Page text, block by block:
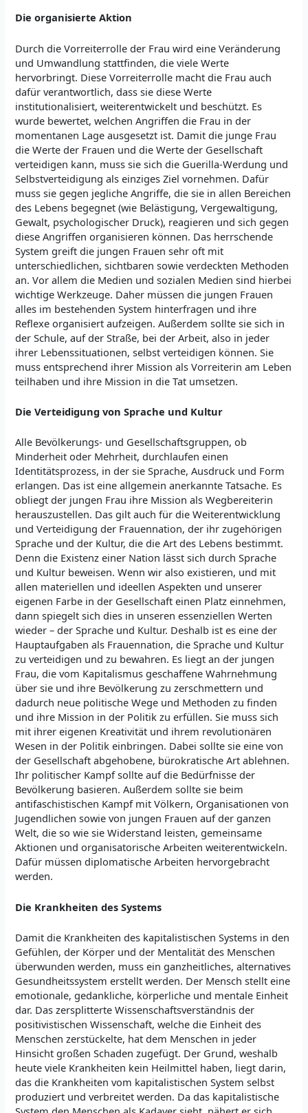
Die organisierte Aktion
Durch die Vorreiterrolle der Frau wird eine Veränderung
und Umwandlung stattfinden, die viele Werte
hervorbringt. Diese Vorreiterrolle macht die Frau auch
dafür verantwortlich, dass sie diese Werte
institutionalisiert, weiterentwickelt und beschützt. Es
wurde bewertet, welchen Angriffen die Frau in der
momentanen Lage ausgesetzt ist. Damit die junge Frau
die Werte der Frauen und die Werte der Gesellschaft
verteidigen kann, muss sie sich die Guerilla-Werdung und
Selbstverteidigung als einziges Ziel vornehmen. Dafür
muss sie gegen jegliche Angriffe, die sie in allen Bereichen
des Lebens begegnet (wie Belästigung, Vergewaltigung,
Gewalt, psychologischer Druck), reagieren und sich gegen
diese Angriffen organisieren können. Das herrschende
System greift die jungen Frauen sehr oft mit
unterschiedlichen, sichtbaren sowie verdeckten Methoden
an. Vor allem die Medien und sozialen Medien sind hierbei
wichtige Werkzeuge. Daher müssen die jungen Frauen
alles im bestehenden System hinterfragen und ihre
Reflexe organisiert aufzeigen. Außerdem sollte sie sich in
der Schule, auf der Straße, bei der Arbeit, also in jeder
ihrer Lebenssituationen, selbst verteidigen können. Sie
muss entsprechend ihrer Mission als Vorreiterin am Leben
teilhaben und ihre Mission in die Tat umsetzen.
Die Verteidigung von Sprache und Kultur
Alle Bevölkerungs- und Gesellschaftsgruppen, ob
Minderheit oder Mehrheit, durchlaufen einen
Identitätsprozess, in der sie Sprache, Ausdruck und Form
erlangen. Das ist eine allgemein anerkannte Tatsache. Es
obliegt der jungen Frau ihre Mission als Wegbereiterin
herauszustellen. Das gilt auch für die Weiterentwicklung
und Verteidigung der Frauennation, der ihr zugehörigen
Sprache und der Kultur, die die Art des Lebens bestimmt.
Denn die Existenz einer Nation lässt sich durch Sprache
und Kultur beweisen. Wenn wir also existieren, und mit
allen materiellen und ideellen Aspekten und unserer
eigenen Farbe in der Gesellschaft einen Platz einnehmen,
dann spiegelt sich dies in unseren essenziellen Werten
wieder – der Sprache und Kultur. Deshalb ist es eine der
Hauptaufgaben als Frauennation, die Sprache und Kultur
zu verteidigen und zu bewahren. Es liegt an der jungen
Frau, die vom Kapitalismus geschaffene Wahrnehmung
über sie und ihre Bevölkerung zu zerschmettern und
dadurch neue politische Wege und Methoden zu finden
und ihre Mission in der Politik zu erfüllen. Sie muss sich
mit ihrer eigenen Kreativität und ihrem revolutionären
Wesen in der Politik einbringen. Dabei sollte sie eine von
der Gesellschaft abgehobene, bürokratische Art ablehnen.
Ihr politischer Kampf sollte auf die Bedürfnisse der
Bevölkerung basieren. Außerdem sollte sie beim
antifaschistischen Kampf mit Völkern, Organisationen von
Jugendlichen sowie von jungen Frauen auf der ganzen
Welt, die so wie sie Widerstand leisten, gemeinsame
Aktionen und organisatorische Arbeiten weiterentwickeln.
Dafür müssen diplomatische Arbeiten hervorgebracht
werden.
Die Krankheiten des Systems
Damit die Krankheiten des kapitalistischen Systems in den
Gefühlen, der Körper und der Mentalität des Menschen
überwunden werden, muss ein ganzheitliches, alternatives
Gesundheitssystem erstellt werden. Der Mensch stellt eine
emotionale, gedankliche, körperliche und mentale Einheit
dar. Das zersplitterte Wissenschaftsverständnis der
positivistischen Wissenschaft, welche die Einheit des
Menschen zerstückelte, hat dem Menschen in jeder
Hinsicht großen Schaden zugefügt. Der Grund, weshalb
heute viele Krankheiten kein Heilmittel haben, liegt darin,
das die Krankheiten vom kapitalistischen System selbst
produziert und verbreitet werden. Da das kapitalistische